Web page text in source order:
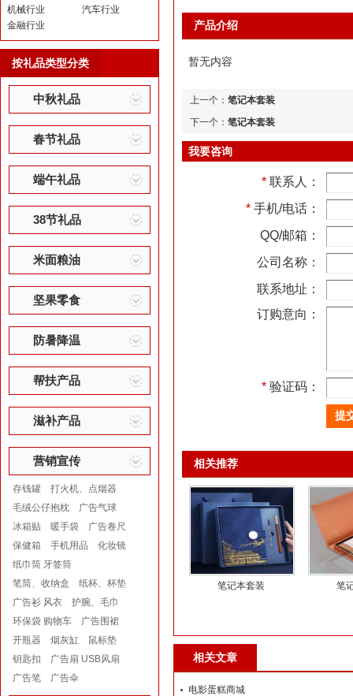
机械行业
汽车行业
金融行业
按礼品类型分类
中秋礼品
春节礼品
端午礼品
38节礼品
米面粮油
坚果零食
防暑降温
帮扶产品
滋补产品
营销宣传
存钱罐
打火机、点烟器
毛绒公仔抱枕
广告气球
冰箱贴
暖手袋
广告卷尺
保健箱
手机用品
化妆镜
纸巾筒 牙签筒
笔筒、收纳盒
纸杯、杯垫
广告衫 风衣
护腕、毛巾
环保袋 购物车
广告围裙
开瓶器
烟灰缸
鼠标垫
钥匙扣
广告扇 USB风扇
广告笔
广告伞
产品介绍
暂无内容
上一个： 笔记本套装
下一个： 笔记本套装
我要咨询
* 联系人：
* 手机/电话：
QQ/邮箱：
公司名称：
联系地址：
订购意向：
* 验证码：
相关推荐
笔记本套装 笔
相关文章
电影蛋糕商城